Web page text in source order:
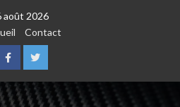
août 2026
Contact
FacebookTwitter